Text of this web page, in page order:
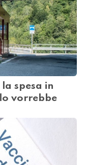
spesa in
vorrebbe